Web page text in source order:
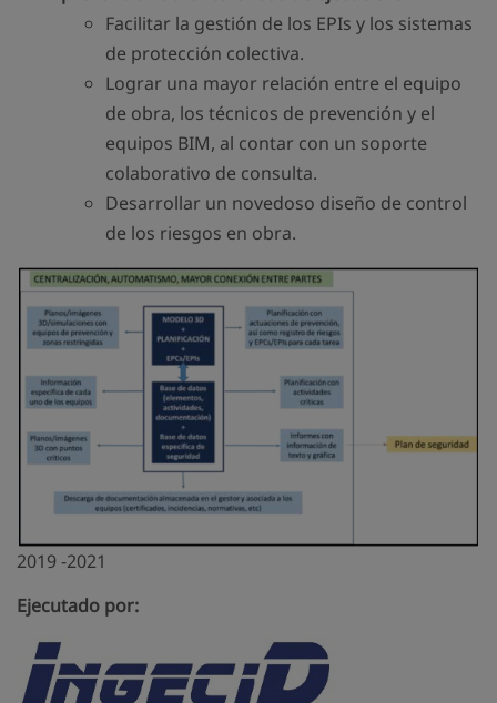
Facilitar la gestión de los EPIs y los sistemas
de protección colectiva.
Lograr una mayor relación entre el equipo
de obra, los técnicos de prevención y el
equipos BIM, al contar con un soporte
colaborativo de consulta.
Desarrollar un novedoso diseño de control
de los riesgos en obra.
2019 -2021
Ejecutado por: